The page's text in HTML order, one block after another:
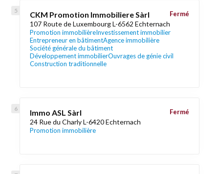
CKM Promotion Immobiliere Sàrl
107 Route de Luxembourg L-6562 Echternach
Promotion immobilièreInvestissement immobilier
Entrepreneur en bâtimentAgence immobilière
Société générale du bâtiment
Développement immobilierOuvrages de génie civil
Construction traditionnelle
Fermé
Immo ASL Sàrl
24 Rue du Charly L-6420 Echternach
Promotion immobilière
Fermé